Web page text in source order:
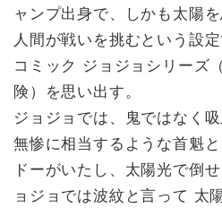
ャンプ出身で、しかも太陽
人間が戦いを挑むという設
コミック ジョジョシリーズ
険）を思い出す。
ジョジョでは、鬼ではなく
無惨に相当するような首魁
ドーがいたし、太陽光で倒
ョジョでは波紋と言って 太